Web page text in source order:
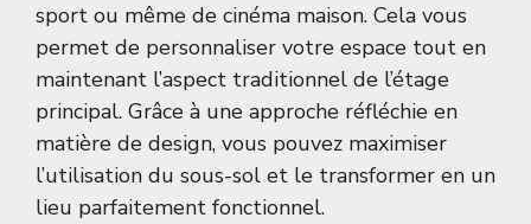
sport ou même de cinéma maison. Cela vous
permet de personnaliser votre espace tout en
maintenant l’aspect traditionnel de l’étage
principal. Grâce à une approche réfléchie en
matière de design, vous pouvez maximiser
l’utilisation du sous-sol et le transformer en un
lieu parfaitement fonctionnel.